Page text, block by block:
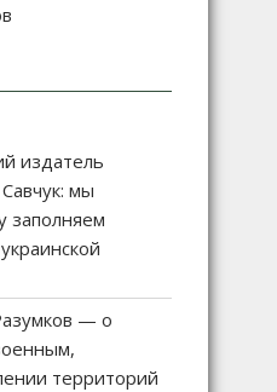
издатель
мы
заполняем
— о
территорий